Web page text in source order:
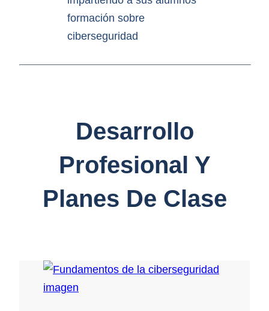
Desarrollo
Profesional Y
Planes De Clase